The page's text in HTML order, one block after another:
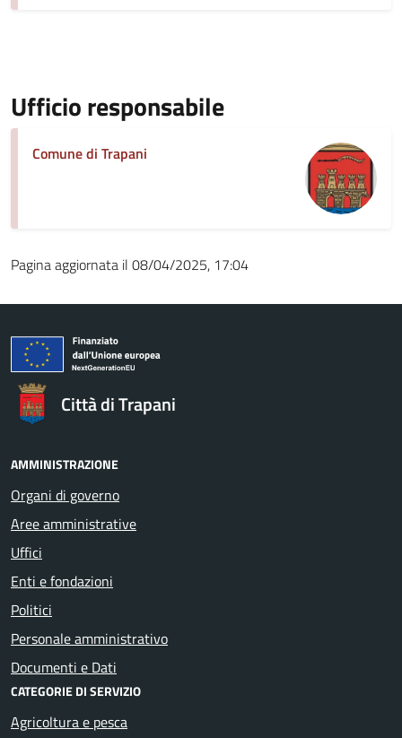
Ufficio responsabile
Comune di Trapani
Pagina aggiornata il 08/04/2025, 17:04
Città di Trapani
AMMINISTRAZIONE
Organi di governo
Aree amministrative
Uffici
Enti e fondazioni
Politici
Personale amministrativo
Documenti e Dati
CATEGORIE DI SERVIZIO
Agricoltura e pesca